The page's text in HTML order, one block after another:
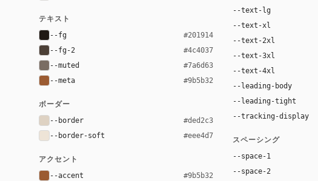
テキスト
--fg #201914
--fg-2 #4c4037
--muted #7a6d63
--meta #9b5b32
ボーダー
--border #ded2c3
--border-soft #eee4d7
アクセント
--accent #9b5b32
--text-lg
--text-xl
--text-2xl
--text-3xl
--text-4xl
--leading-body
--leading-tight
--tracking-display
スペーシング
--space-1
--space-2